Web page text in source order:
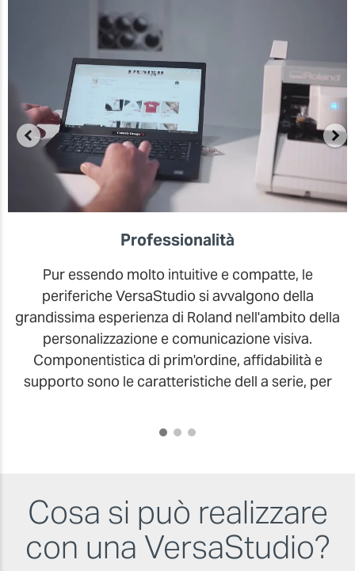
Professionalità
Pur essendo molto intuitive e compatte, le
periferiche VersaStudio si avvalgono della
grandissima esperienza di Roland nell'ambito della
personalizzazione e comunicazione visiva.
Componentistica di prim'ordine, affidabilità e
supporto sono le caratteristiche dell a serie, per
Cosa si può realizzare
con una VersaStudio?